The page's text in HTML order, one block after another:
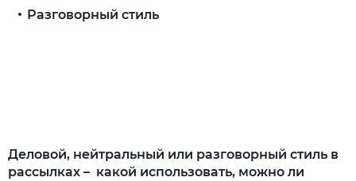
Деловой, нейтральный или разговорный стиль в
рассылках – какой использовать, можно ли
Разговорный стиль